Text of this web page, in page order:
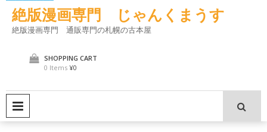
絶版漫画専門 じゃんくまうす
絶版漫画専門 通販専門の札幌の古本屋
SHOPPING CART
0 Items ¥0